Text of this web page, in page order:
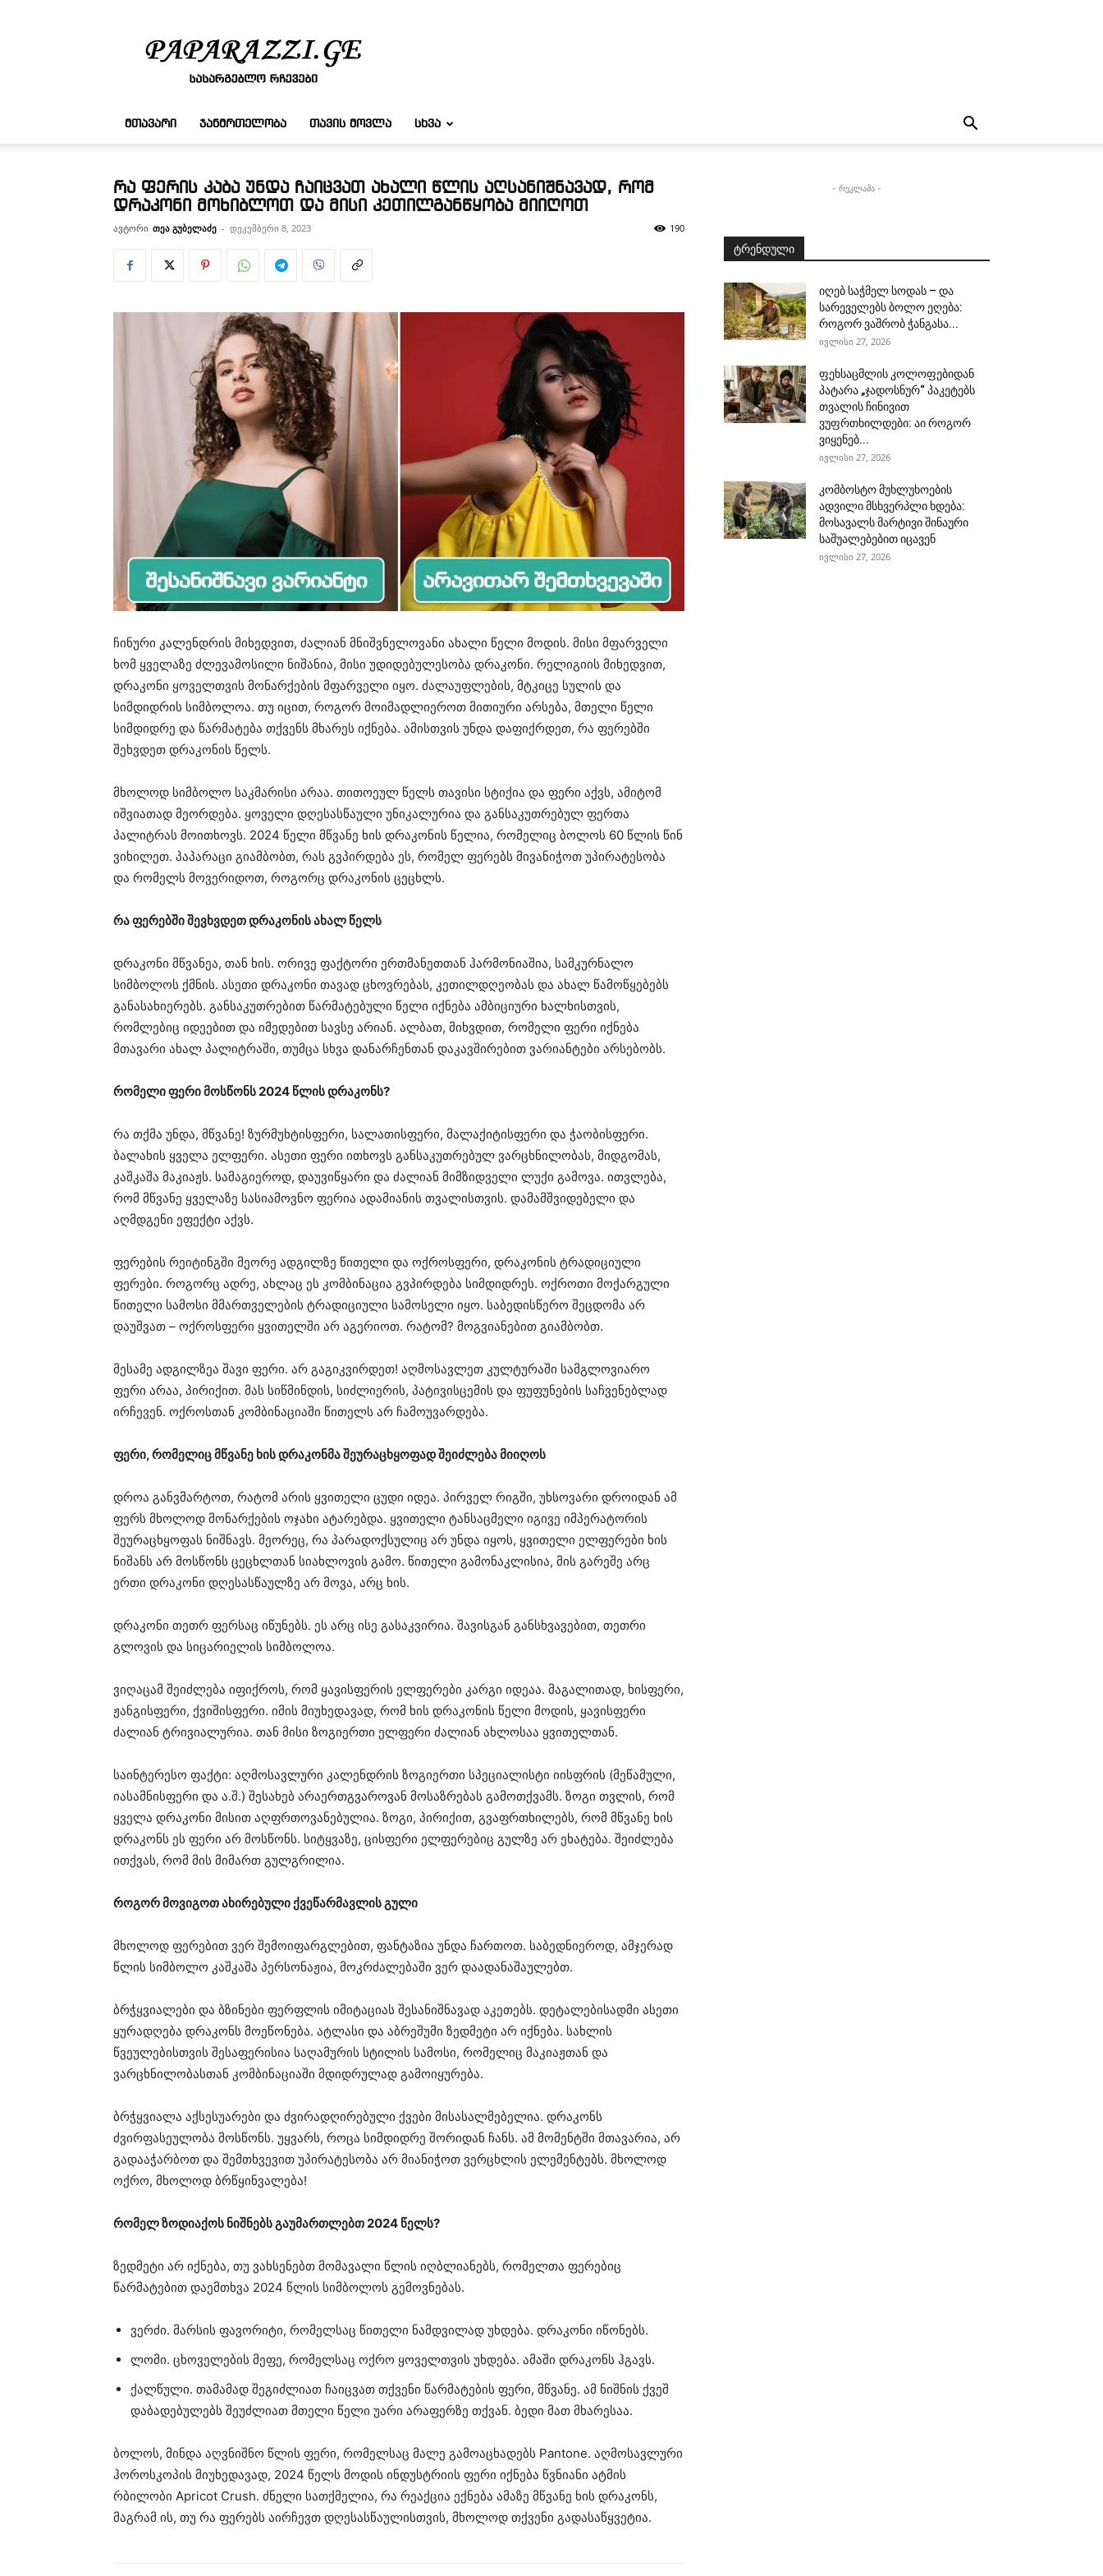
რჩევები
ᲛᲗᲐᲕᲐᲠᲘ ᲯᲐᲜᲛᲠᲗᲔᲚᲝᲑᲐ ᲗᲐᲕᲘᲡ ᲛᲝᲕᲚᲐ ᲡᲮᲕᲐ
რა ფერის კაბა უნდა ჩაიცვათ ახალი წლის აღსანიშნავად, რომ
დრაკონი მოხიბლოთ და მისი კეთილგანწყობა მიიღოთ
ავტორი თეა გუბელაძე - დეკემბერი 8, 2023 190
ჩინური კალენდრის მიხედვით, ძალიან მნიშვნელოვანი ახალი წელი მოდის. მისი მფარველი
ხომ ყველაზე ძლევამოსილი ნიშანია, მისი უდიდებულესობა დრაკონი. რელიგიის მიხედვით,
დრაკონი ყოველთვის მონარქების მფარველი იყო. ძალაუფლების, მტკიცე სულის და
სიმდიდრის სიმბოლოა. თუ იცით, როგორ მოიმადლიეროთ მითიური არსება, მთელი წელი
სიმდიდრე და წარმატება თქვენს მხარეს იქნება. ამისთვის უნდა დაფიქრდეთ, რა ფერებში
შეხვდეთ დრაკონის წელს.
მხოლოდ სიმბოლო საკმარისი არაა. თითოეულ წელს თავისი სტიქია და ფერი აქვს, ამიტომ
იშვიათად მეორდება. ყოველი დღესასწაული უნიკალურია და განსაკუთრებულ ფერთა
პალიტრას მოითხოვს. 2024 წელი მწვანე ხის დრაკონის წელია, რომელიც ბოლოს 60 წლის წინ
ვიხილეთ. პაპარაცი გიამბობთ, რას გვპირდება ეს, რომელ ფერებს მივანიჭოთ უპირატესობა
და რომელს მოვერიდოთ, როგორც დრაკონის ცეცხლს.
რა ფერებში შევხვდეთ დრაკონის ახალ წელს
დრაკონი მწვანეა, თან ხის. ორივე ფაქტორი ერთმანეთთან ჰარმონიაშია, სამკურნალო
სიმბოლოს ქმნის. ასეთი დრაკონი თავად ცხოვრებას, კეთილდღეობას და ახალ წამოწყებებს
განასახიერებს. განსაკუთრებით წარმატებული წელი იქნება ამბიციური ხალხისთვის,
რომლებიც იდეებით და იმედებით სავსე არიან. ალბათ, მიხვდით, რომელი ფერი იქნება
მთავარი ახალ პალიტრაში, თუმცა სხვა დანარჩენთან დაკავშირებით ვარიანტები არსებობს.
რომელი ფერი მოსწონს 2024 წლის დრაკონს?
რა თქმა უნდა, მწვანე! ზურმუხტისფერი, სალათისფერი, მალაქიტისფერი და ჭაობისფერი.
ბალახის ყველა ელფერი. ასეთი ფერი ითხოვს განსაკუთრებულ ვარცხნილობას, მიდგომას,
კაშკაშა მაკიაჟს. სამაგიეროდ, დაუვიწყარი და ძალიან მიმზიდველი ლუქი გამოვა. ითვლება,
რომ მწვანე ყველაზე სასიამოვნო ფერია ადამიანის თვალისთვის. დამამშვიდებელი და
აღმდგენი ეფექტი აქვს.
ფერების რეიტინგში მეორე ადგილზე წითელი და ოქროსფერი, დრაკონის ტრადიციული
ფერები. როგორც ადრე, ახლაც ეს კომბინაცია გვპირდება სიმდიდრეს. ოქროთი მოქარგული
წითელი სამოსი მმართველების ტრადიციული სამოსელი იყო. საბედისწერო შეცდომა არ
დაუშვათ – ოქროსფერი ყვითელში არ აგერიოთ. რატომ? მოგვიანებით გიამბობთ.
მესამე ადგილზეა შავი ფერი. არ გაგიკვირდეთ! აღმოსავლეთ კულტურაში სამგლოვიარო
ფერი არაა, პირიქით. მას სიწმინდის, სიძლიერის, პატივისცემის და ფუფუნების საჩვენებლად
ირჩევენ. ოქროსთან კომბინაციაში წითელს არ ჩამოუვარდება.
ფერი, რომელიც მწვანე ხის დრაკონმა შეურაცხყოფად შეიძლება მიიღოს
დროა განვმარტოთ, რატომ არის ყვითელი ცუდი იდეა. პირველ რიგში, უხსოვარი დროიდან ამ
ფერს მხოლოდ მონარქების ოჯახი ატარებდა. ყვითელი ტანსაცმელი იგივე იმპერატორის
შეურაცხყოფას ნიშნავს. მეორეც, რა პარადოქსულიც არ უნდა იყოს, ყვითელი ელფერები ხის
ნიშანს არ მოსწონს ცეცხლთან სიახლოვის გამო. წითელი გამონაკლისია, მის გარეშე არც
ერთი დრაკონი დღესასწაულზე არ მოვა, არც ხის.
დრაკონი თეთრ ფერსაც იწუნებს. ეს არც ისე გასაკვირია. შავისგან განსხვავებით, თეთრი
გლოვის და სიცარიელის სიმბოლოა.
ვიღაცამ შეიძლება იფიქროს, რომ ყავისფერის ელფერები კარგი იდეაა. მაგალითად, ხისფერი,
ჟანგისფერი, ქვიშისფერი. იმის მიუხედავად, რომ ხის დრაკონის წელი მოდის, ყავისფერი
ძალიან ტრივიალურია. თან მისი ზოგიერთი ელფერი ძალიან ახლოსაა ყვითელთან.
საინტერესო ფაქტი: აღმოსავლური კალენდრის ზოგიერთი სპეციალისტი იისფრის (მეწამული,
იასამნისფერი და ა.შ.) შესახებ არაერთგვაროვან მოსაზრებას გამოთქვამს. ზოგი თვლის, რომ
ყველა დრაკონი მისით აღფრთოვანებულია. ზოგი, პირიქით, გვაფრთხილებს, რომ მწვანე ხის
დრაკონს ეს ფერი არ მოსწონს. სიტყვაზე, ცისფერი ელფერებიც გულზე არ ეხატება. შეიძლება
ითქვას, რომ მის მიმართ გულგრილია.
როგორ მოვიგოთ ახირებული ქვეწარმავლის გული
მხოლოდ ფერებით ვერ შემოიფარგლებით, ფანტაზია უნდა ჩართოთ. საბედნიეროდ, ამჯერად
წლის სიმბოლო კაშკაშა პერსონაჟია, მოკრძალებაში ვერ დაადანაშაულებთ.
ბრჭყვიალები და ბზინები ფერფლის იმიტაციას შესანიშნავად აკეთებს. დეტალებისადმი ასეთი
ყურადღება დრაკონს მოეწონება. ატლასი და აბრეშუმი ზედმეტი არ იქნება. სახლის
წვეულებისთვის შესაფერისია საღამურის სტილის სამოსი, რომელიც მაკიაჟთან და
ვარცხნილობასთან კომბინაციაში მდიდრულად გამოიყურება.
ბრჭყვიალა აქსესუარები და ძვირადღირებული ქვები მისასალმებელია. დრაკონს
ძვირფასეულობა მოსწონს. უყვარს, როცა სიმდიდრე შორიდან ჩანს. ამ მომენტში მთავარია, არ
გადააჭარბოთ და შემთხვევით უპირატესობა არ მიანიჭოთ ვერცხლის ელემენტებს. მხოლოდ
ოქრო, მხოლოდ ბრწყინვალება!
რომელ ზოდიაქოს ნიშნებს გაუმართლებთ 2024 წელს?
ზედმეტი არ იქნება, თუ ვახსენებთ მომავალი წლის იღბლიანებს, რომელთა ფერებიც
წარმატებით დაემთხვა 2024 წლის სიმბოლოს გემოვნებას.
ვერძი. მარსის ფავორიტი, რომელსაც წითელი ნამდვილად უხდება. დრაკონი იწონებს.
ლომი. ცხოველების მეფე, რომელსაც ოქრო ყოველთვის უხდება. ამაში დრაკონს ჰგავს.
ქალწული. თამამად შეგიძლიათ ჩაიცვათ თქვენი წარმატების ფერი, მწვანე. ამ ნიშნის ქვეშ
დაბადებულებს შეუძლიათ მთელი წელი უარი არაფერზე თქვან. ბედი მათ მხარესაა.
ბოლოს, მინდა აღვნიშნო წლის ფერი, რომელსაც მალე გამოაცხადებს Pantone. აღმოსავლური
ჰოროსკოპის მიუხედავად, 2024 წელს მოდის ინდუსტრიის ფერი იქნება წვნიანი ატმის
რბილობი Apricot Crush. ძნელი სათქმელია, რა რეაქცია ექნება ამაზე მწვანე ხის დრაკონს,
მაგრამ ის, თუ რა ფერებს აირჩევთ დღესასწაულისთვის, მხოლოდ თქვენი გადასაწყვეტია.
- რეკლამა -
ტრენდული
იღებ საჭმელ სოდას – და
სარეველებს ბოლო ეღება:
როგორ ვაშრობ ჭანგასა...
ივლისი 27, 2026
ფეხსაცმლის კოლოფებიდან
პატარა „ჯადოსნურ“ პაკეტებს
თვალის ჩინივით
ვუფრთხილდები: აი როგორ
ვიყენებ...
ივლისი 27, 2026
კომბოსტო მუხლუხოების
ადვილი მსხვერპლი ხდება:
მოსავალს მარტივი შინაური
საშუალებებით იცავენ
ივლისი 27, 2026